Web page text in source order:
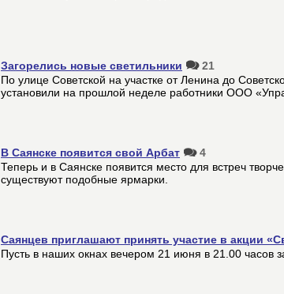
Загорелись новые светильники
21
По улице Советской на участке от Ленина до
установили на прошлой неделе работники ООО
В Саянске появится свой Арбат
4
Теперь и в Саянске появится место для встреч
существуют подобные ярмарки.
Саянцев приглашают принять участие в акции
Пусть в наших окнах вечером 21 июня в 21.00 часов